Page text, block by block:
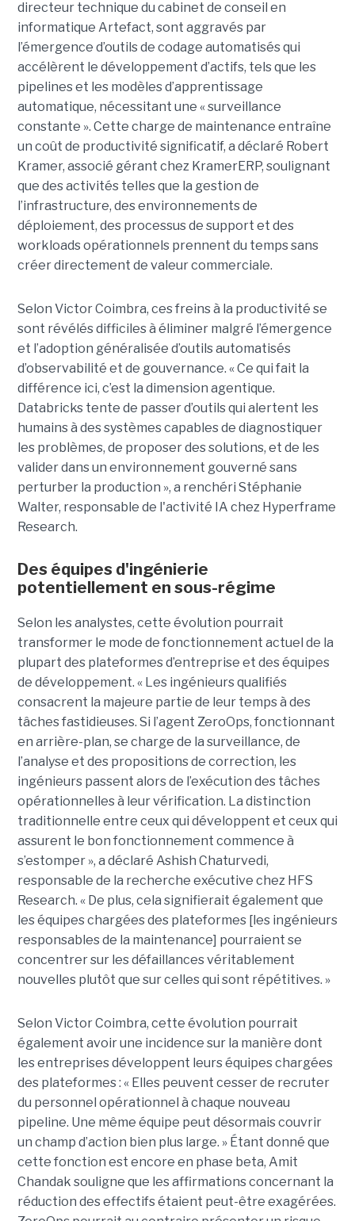
directeur technique du cabinet de conseil en
informatique Artefact, sont aggravés par
l’émergence d’outils de codage automatisés qui
accélèrent le développement d’actifs, tels que les
pipelines et les modèles d’apprentissage
automatique, nécessitant une « surveillance
constante ». Cette charge de maintenance entraîne
un coût de productivité significatif, a déclaré Robert
Kramer, associé gérant chez KramerERP, soulignant
que des activités telles que la gestion de
l’infrastructure, des environnements de
déploiement, des processus de support et des
workloads opérationnels prennent du temps sans
créer directement de valeur commerciale.
Selon Victor Coimbra, ces freins à la productivité se
sont révélés difficiles à éliminer malgré l’émergence
et l’adoption généralisée d’outils automatisés
d’observabilité et de gouvernance. « Ce qui fait la
différence ici, c’est la dimension agentique.
Databricks tente de passer d’outils qui alertent les
humains à des systèmes capables de diagnostiquer
les problèmes, de proposer des solutions, et de les
valider dans un environnement gouverné sans
perturber la production », a renchéri Stéphanie
Walter, responsable de l'activité IA chez Hyperframe
Research.
Des équipes d'ingénierie
potentiellement en sous-régime
Selon les analystes, cette évolution pourrait
transformer le mode de fonctionnement actuel de la
plupart des plateformes d’entreprise et des équipes
de développement. « Les ingénieurs qualifiés
consacrent la majeure partie de leur temps à des
tâches fastidieuses. Si l’agent ZeroOps, fonctionnant
en arrière-plan, se charge de la surveillance, de
l’analyse et des propositions de correction, les
ingénieurs passent alors de l’exécution des tâches
opérationnelles à leur vérification. La distinction
traditionnelle entre ceux qui développent et ceux qui
assurent le bon fonctionnement commence à
s’estomper », a déclaré Ashish Chaturvedi,
responsable de la recherche exécutive chez HFS
Research. « De plus, cela signifierait également que
les équipes chargées des plateformes [les ingénieurs
responsables de la maintenance] pourraient se
concentrer sur les défaillances véritablement
nouvelles plutôt que sur celles qui sont répétitives. »
Selon Victor Coimbra, cette évolution pourrait
également avoir une incidence sur la manière dont
les entreprises développent leurs équipes chargées
des plateformes : « Elles peuvent cesser de recruter
du personnel opérationnel à chaque nouveau
pipeline. Une même équipe peut désormais couvrir
un champ d’action bien plus large. » Étant donné que
cette fonction est encore en phase beta, Amit
Chandak souligne que les affirmations concernant la
réduction des effectifs étaient peut-être exagérées.